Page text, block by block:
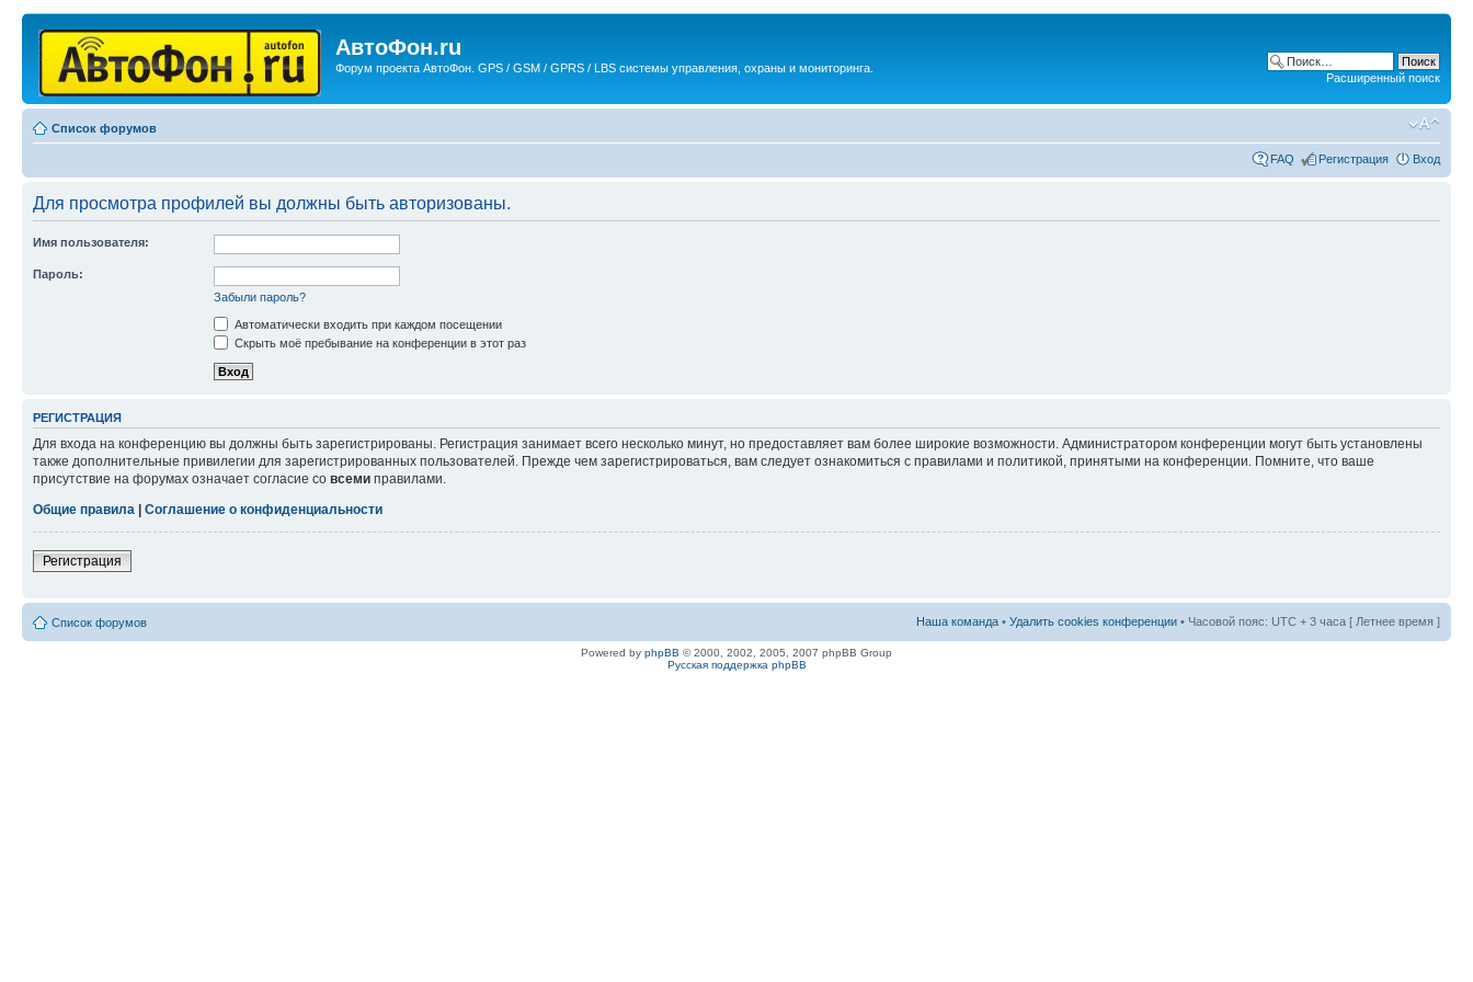
АвтоФон.ru
Форум проекта АвтоФон. GPS / GSM / GPRS / LBS системы управления, охраны и мониторинга.
Расширенный поиск
Список форумов
FAQ Регистрация Вход
Для просмотра профилей вы должны быть авторизованы.
Имя пользователя:
Пароль:
Забыли пароль?
Автоматически входить при каждом посещении
Скрыть моё пребывание на конференции в этот раз
РЕГИСТРАЦИЯ
Для входа на конференцию вы должны быть зарегистрированы. Регистрация занимает всего несколько минут, но предоставляет вам более широкие возможности. Администратором конференции могут быть установлены
также дополнительные привилегии для зарегистрированных пользователей. Прежде чем зарегистрироваться, вам следует ознакомиться с правилами и политикой, принятыми на конференции. Помните, что ваше
присутствие на форумах означает согласие со всеми правилами.
Общие правила | Соглашение о конфиденциальности
Регистрация
Список форумов Наша команда • Удалить cookies конференции • Часовой пояс: UTC + 3 часа [ Летнее время ]
Powered by phpBB © 2000, 2002, 2005, 2007 phpBB Group
Русская поддержка phpBB